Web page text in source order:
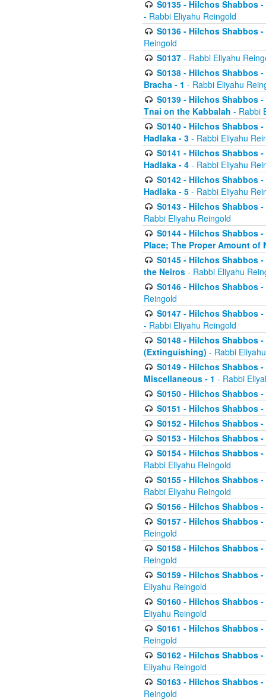
S0135 - Hilchos Shabbos
- Rabbi Eliyahu Reingold
S0136 - Hilchos Shabbos
Reingold
S0137- Rabbi Eliyahu
S0138 - Hilchos Shabbos
Bracha - 1 - Rabbi Eliyahu
S0139 - Hilchos Shabbos
Tnai on the Kabbalah - Rabbi
S0140 - Hilchos Shabbos
Hadlaka - 3 - Rabbi Eliyahu
S0141 - Hilchos Shabbos
Hadlaka - 4 - Rabbi Eliyahu
S0142 - Hilchos Shabbos
Hadlaka - 5 - Rabbi Eliyahu
S0143 - Hilchos Shabbos
Rabbi Eliyahu Reingold
S0144 - Hilchos Shabbos
Place; The Proper Amount of
S0145 - Hilchos Shabbos
the Neiros - Rabbi Eliyahu
S0146 - Hilchos Shabbos
Reingold
S0147 - Hilchos Shabbos
- Rabbi Eliyahu Reingold
S0148 - Hilchos Shabbos
(Extinguishing) - Rabbi
S0149 - Hilchos Shabbos
Miscellaneous - 1 - Rabbi
S0150 - Hilchos Shabbos
S0151 - Hilchos Shabbos
S0152 - Hilchos Shabbos
S0153 - Hilchos Shabbos
S0154 - Hilchos Shabbos
Rabbi Eliyahu Reingold
S0155 - Hilchos Shabbos
Rabbi Eliyahu Reingold
S0156 - Hilchos Shabbos
S0157 - Hilchos Shabbos
Reingold
S0158 - Hilchos Shabbos
Reingold
S0159 - Hilchos Shabbos
Eliyahu Reingold
S0160 - Hilchos Shabbos
Eliyahu Reingold
S0161 - Hilchos Shabbos
Reingold
S0162 - Hilchos Shabbos
Eliyahu Reingold
S0163 - Hilchos Shabbos
Reingold